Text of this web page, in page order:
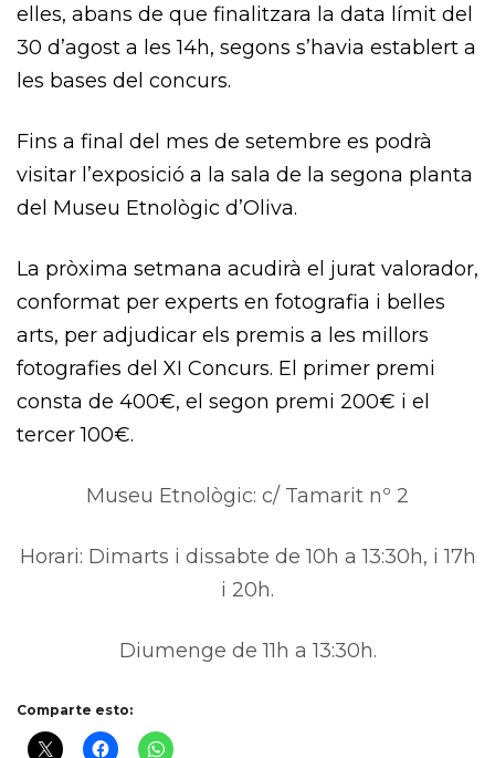
elles, abans de que finalitzara la data límit del
30 d’agost a les14h, segons s’havia establert a
les bases del concurs.
Fins a final del mes de setembre es podrà
visitar l’exposició a la sala de la segona planta
del Museu Etnològic d’Oliva.
La pròxima setmana acudirà el jurat valorador,
conformat per experts en fotografia i belles
arts, per adjudicar els premis a les millors
fotografies del XI Concurs. El primer premi
consta de 400€, el segon premi 200€ i el
tercer100€.
Museu Etnològic: c/ Tamarit nº 2
Horari: Dimarts i dissabte de 10h a 13:30h, i 17h
i 20h.
Diumenge de 11h a 13:30h.
Comparte esto: